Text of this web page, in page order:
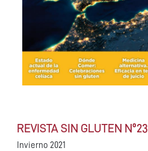
REVISTA SIN GLUTEN Nº23
Invierno 2021